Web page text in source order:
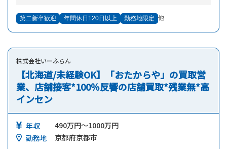
改善やプロダクトへの顧客のフィードバック収集など ・ユ
ーザーサクセスと連携し、ユーザーの提案を行う ※上記以
外にも、ご経験・スキル・ご希望に合わせて業務をお任せい
グの知識やデータ分析のスキル等を身につけられるので、ご
自身の市場価値UPにもつながります。 ・事業・組織とも急
拡大しているフェーズを迎えている同社。プロダクトや組織
づくりに関われるチャレンジングな環境に身をおくことで、
キャリアアップを実現できます。 ・採用を通じて、日本を代
表する大企業のDXやスタートアップの成長への貢献を実感
できるほか、「エンジニア人材の不足」という社会課題の解
決にも直接貢献できます。 ・グローバル展開や新規事業も
広く身に着くポジションです。 【仕事内容】 ■お願いした
い業務 クライアント企業様に向けて、以下のような業務を
行って頂きます。 ・b→dashの初期導入支援 ・b→dashを用
イアント企業様に対し、 以下のような業務をお任せしま
す。 ・新規案件に対するオンボーディング支援（キックオ
フ実施や、クライアント企業様からの必要な情報の回収な
ど） ・b→dashを用いたマーケティング施策のご提案 ・マ
ーケティング施策のPDCA設計/実行支援 ※クライアント例
（一部抜粋）：阪急阪神百貨店様 / クレディセゾン様 / セブ
ンネットショッピング様 / 小田急不動産様 / 楽天野球団様 / L
USH様など ■1日の流れ ・09:00-10:00 朝会 / 当日のタ
スク確認 ・10:00-18:00 顧客対応（MTG / 打ち合わせ資料
第二新卒歓迎 年間休日120日以上 勤務地限定 他
株式会社いーふらん
【北海道/未経験OK】「おたからや」の買取営
業、店舗接客*100％反響の店舗買取*残業無*高
インセン
年収
490万円～1000万円
勤務地
京都府京都市